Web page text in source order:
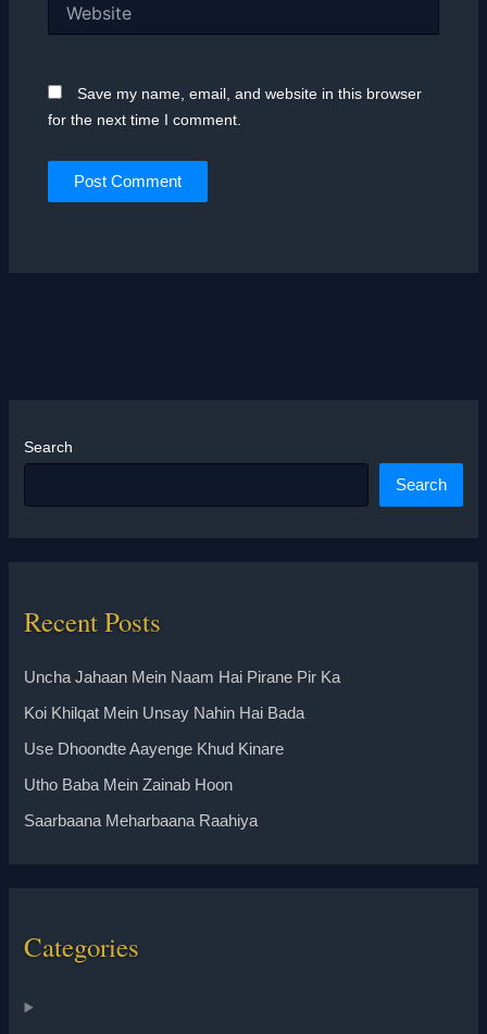
Save my name, email, and website in this browser
for the next time I comment.
Search
Search
Recent Posts
Uncha Jahaan Mein Naam Hai Pirane Pir Ka
Koi Khilqat Mein Unsay Nahin Hai Bada
Use Dhoondte Aayenge Khud Kinare
Utho Baba Mein Zainab Hoon
Saarbaana Meharbaana Raahiya
Categories